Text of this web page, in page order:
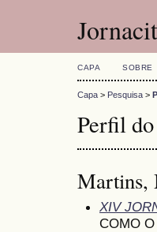
CAPA SOBRE
Capa > Pesquisa >
Perfil
Martins,
XIV
COMO